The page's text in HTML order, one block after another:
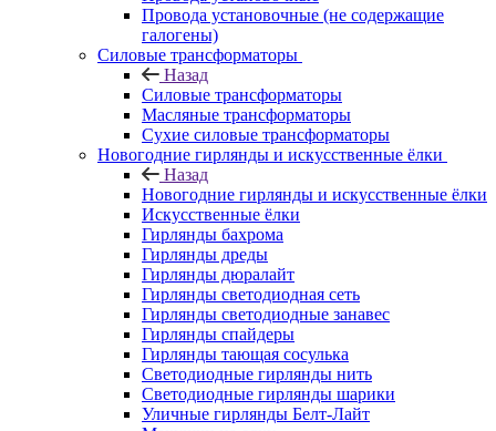
Провода установочные (не содержащие
галогены)
Силовые трансформаторы
Назад
Силовые трансформаторы
Масляные трансформаторы
Сухие силовые трансформаторы
Новогодние гирлянды и искусственные ёлки
Назад
Новогодние гирлянды и искусственные ёлки
Искусственные ёлки
Гирлянды бахрома
Гирлянды дреды
Гирлянды дюралайт
Гирлянды светодиодная сеть
Гирлянды светодиодные занавес
Гирлянды спайдеры
Гирлянды тающая сосулька
Светодиодные гирлянды нить
Светодиодные гирлянды шарики
Уличные гирлянды Белт-Лайт